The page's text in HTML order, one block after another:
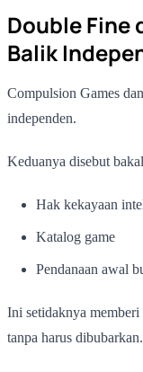
Double Fine
Balik
Compulsion Games
independen.
Keduanya disebut
Hak kekayaan
Katalog game
Pendanaan awal
Ini setidaknya
tanpa harus dibubarkan.